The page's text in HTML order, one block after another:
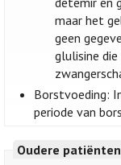
maar het
geen
glulisine
Borstvoeding:
periode van
Oudere patiënten